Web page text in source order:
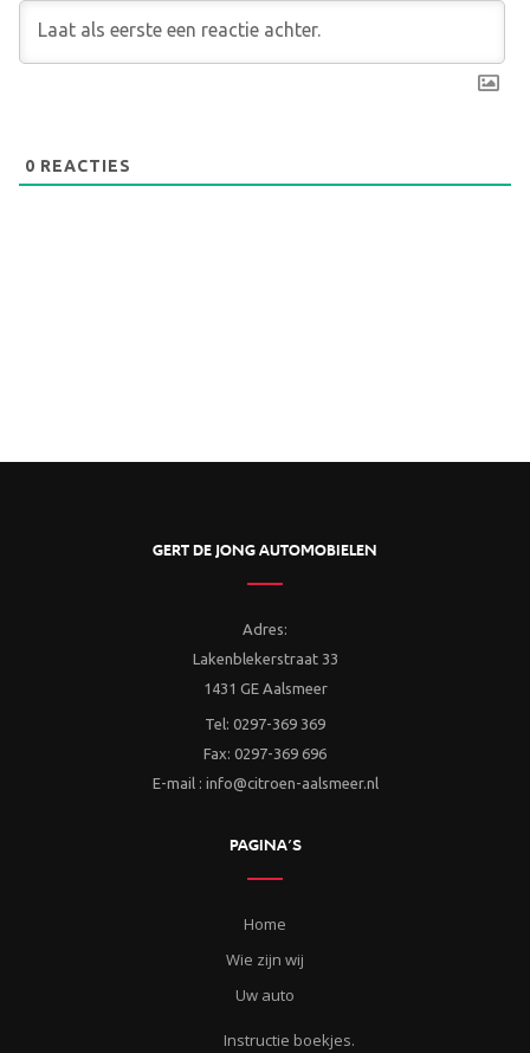
0 REACTIES
GERT DE JONG AUTOMOBIELEN
Adres:
Lakenblekerstraat 33
1431 GE Aalsmeer
Tel: 0297-369 369
Fax: 0297-369 696
E-mail : info@citroen-aalsmeer.nl
PAGINA’S
Home
Wie zijn wij
Uw auto
Instructie boekjes.